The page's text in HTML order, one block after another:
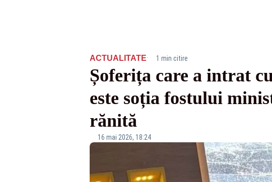
ACTUALITATE· 1 min citire
Șoferița care a intrat
este soția fostului
rănită
16 mai 2026, 18:24